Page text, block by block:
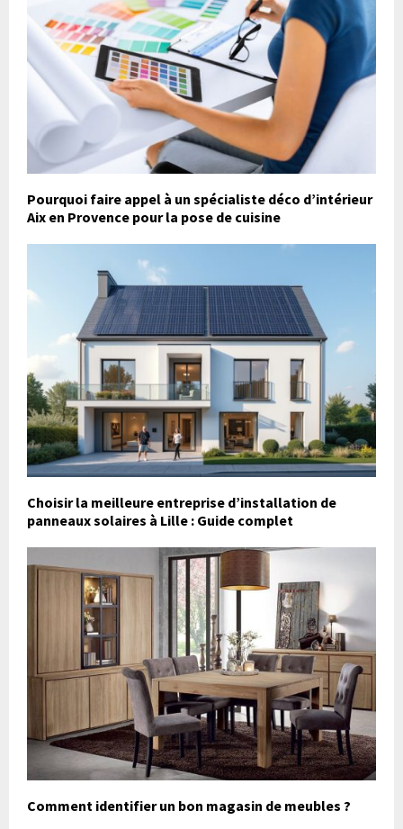
Pourquoi faire appel à un spécialiste déco d’intérieur
Aix en Provence pour la pose de cuisine
Choisir la meilleure entreprise d’installation de
panneaux solaires à Lille : Guide complet
Comment identifier un bon magasin de meubles ?